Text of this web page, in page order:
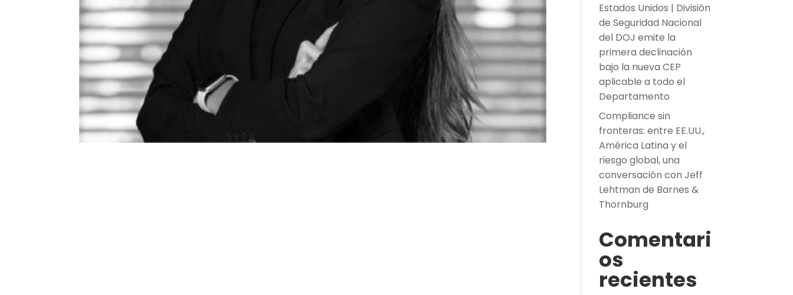
Estados Unidos | División
de Seguridad Nacional
del DOJ emite la
primera declinación
bajo la nueva CEP
aplicable a todo el
Departamento
Compliance sin
fronteras: entre EE.UU.,
América Latina y el
riesgo global, una
conversación con Jeff
Lehtman de Barnes &
Thornburg
Comentari
os
recientes